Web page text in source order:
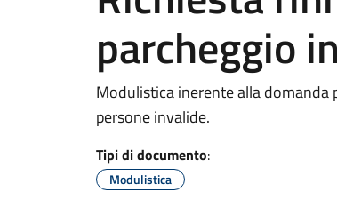
parcheggio
Modulistica inerente alla domanda
persone invalide.
Tipi di documento:
Modulistica